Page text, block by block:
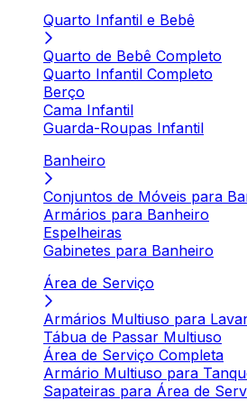
Quarto Infantil e Bebê
Quarto de Bebê Completo
Quarto Infantil Completo
Berço
Cama Infantil
Guarda-Roupas Infantil
Banheiro
Conjuntos de Móveis para
Armários para Banheiro
Espelheiras
Gabinetes para Banheiro
Área de Serviço
Armários Multiuso para
Tábua de Passar Multiuso
Área de Serviço Completa
Armário Multiuso para
Sapateiras para Área de